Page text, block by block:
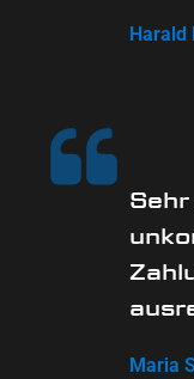
Harald
Maria